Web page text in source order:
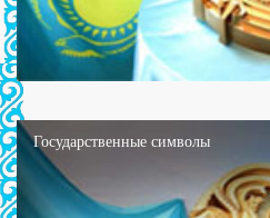
Государственные символы